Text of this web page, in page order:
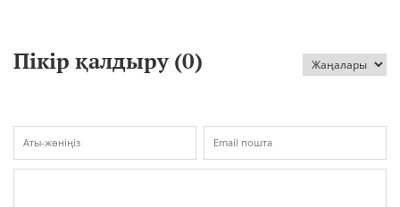
Пікір қалдыру (0)